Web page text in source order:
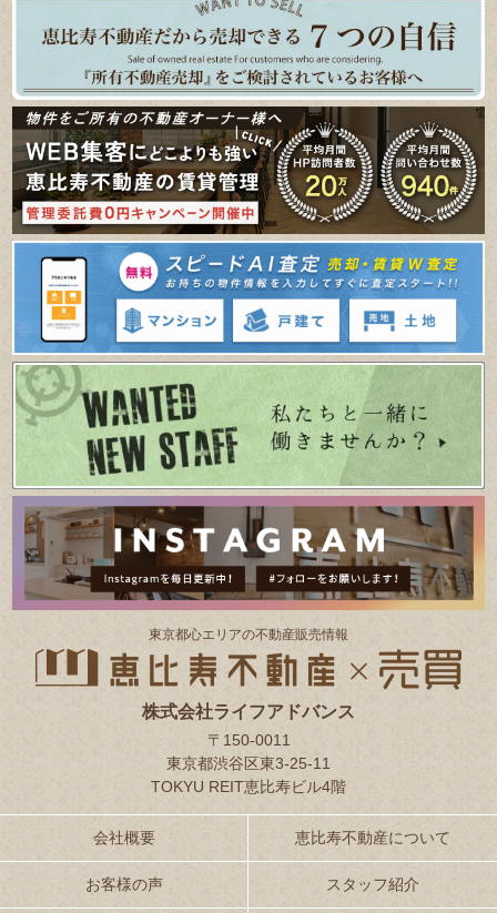
東京都⼼エリアの不動産販売情報
株式会社ライフアドバンス
〒150-0011
東京都渋谷区東3-25-11
TOKYU REIT恵比寿ビル4階
会社概要 恵比寿不動産について
お客様の声 スタッフ紹介